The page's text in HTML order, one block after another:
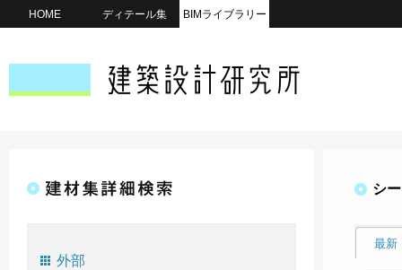
HOME ディテール集 BIMライブラリー
外部
シ
最新